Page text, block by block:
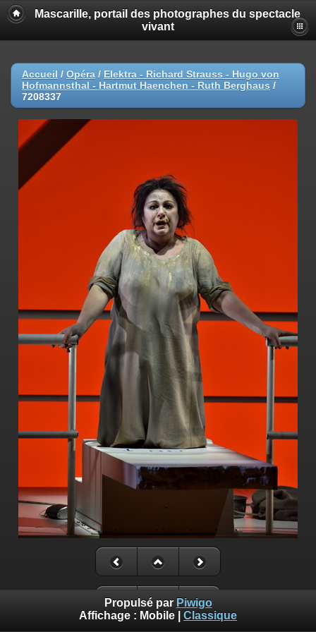
Mascarille, portail des photographes du spectacle
vivant
Accueil / Opéra / Elektra - Richard Strauss - Hugo von
Hofmannsthal - Hartmut Haenchen - Ruth Berghaus /
7208337
Propulsé par Piwigo
Affichage : Mobile Classique